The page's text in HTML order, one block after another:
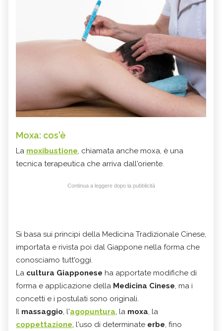
Moxa: cos'è
La moxibustione, chiamata anche moxa, è una
tecnica terapeutica che arriva dall'oriente.
Continua a leggere dopo la pubblicità
Si basa sui principi della Medicina Tradizionale Cinese,
importata e rivista poi dal Giappone nella forma che
conosciamo tutt'oggi.
La cultura Giapponese ha apportate modifiche di
forma e applicazione della Medicina Cinese, ma i
concetti e i postulati sono originali.
Il massaggio, l'agopuntura, la moxa, la
coppettazione, l'uso di determinate erbe, fino